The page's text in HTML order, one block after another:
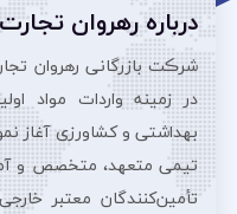
درباره رهروان
در زمینه واردات مواد
بهداشتی و کشاورزی آغاز
تیمی متعهد، متخصص و
تأمین‌کنندگان معتبر